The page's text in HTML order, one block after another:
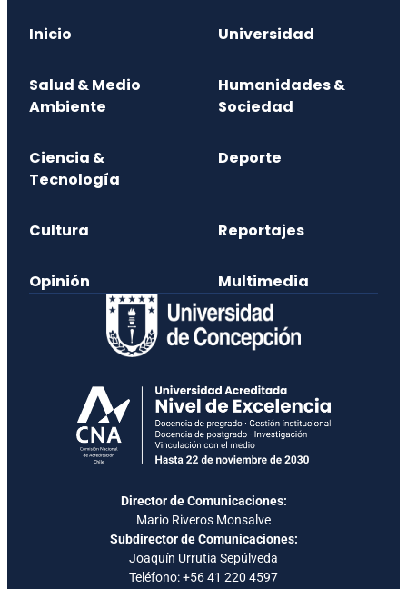
Inicio Universidad
Salud & Medio
Ambiente
Humanidades &
Sociedad
Ciencia &
Tecnología
Deporte
Cultura Reportajes
Opinión Multimedia
Director de Comunicaciones:
Mario Riveros Monsalve
Subdirector de Comunicaciones:
Joaquín Urrutia Sepúlveda
Teléfono:+56 41 220 4597